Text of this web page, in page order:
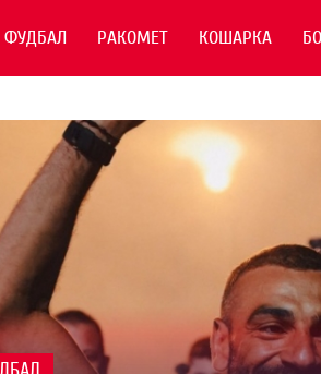
ФУДБАЛ РАКОМЕТ КОШАРКА